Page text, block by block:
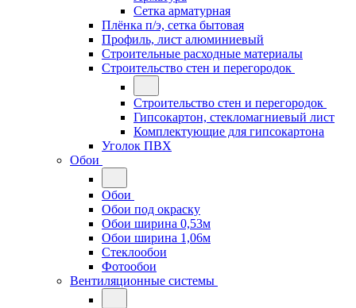
Сетка арматурная
Плёнка п/э, сетка бытовая
Профиль, лист алюминиевый
Строительные расходные материалы
Строительство стен и перегородок
Строительство стен и перегородок
Гипсокартон, стекломагниевый лист
Комплектующие для гипсокартона
Уголок ПВХ
Обои
Обои
Обои под окраску
Обои ширина 0,53м
Обои ширина 1,06м
Стеклообои
Фотообои
Вентиляционные системы